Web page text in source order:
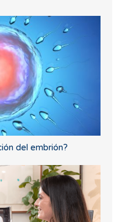
del embrión?